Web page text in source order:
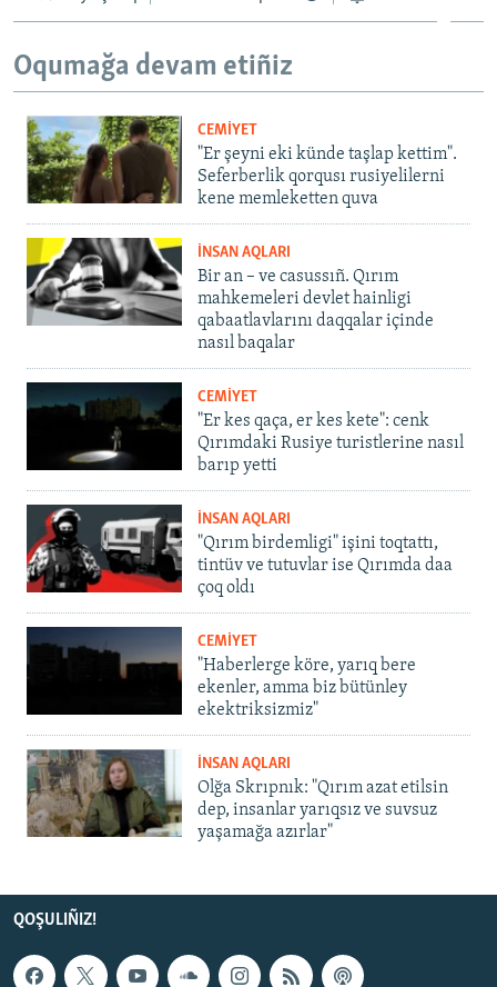
Oqumağa devam etiñiz
CEMİYET
"Er şeyni eki künde taşlap kettim".
Seferberlik qorqusı rusiyelilerni
kene memleketten quva
İNSAN AQLARI
Bir an – ve casussıñ. Qırım
mahkemeleri devlet hainligi
qabaatlavlarını daqqalar içinde
nasıl baqalar
CEMİYET
"Er kes qaça, er kes kete": cenk
Qırımdaki Rusiye turistlerine nasıl
barıp yetti
İNSAN AQLARI
"Qırım birdemligi" işini toqtattı,
tintüv ve tutuvlar ise Qırımda daa
çoq oldı
CEMİYET
"Haberlerge köre, yarıq bere
ekenler, amma biz bütünley
ekektriksizmiz"
İNSAN AQLARI
Olğa Skrıpnık: "Qırım azat etilsin
dep, insanlar yarıqsız ve suvsuz
yaşamağa azırlar"
QOŞULIÑIZ!